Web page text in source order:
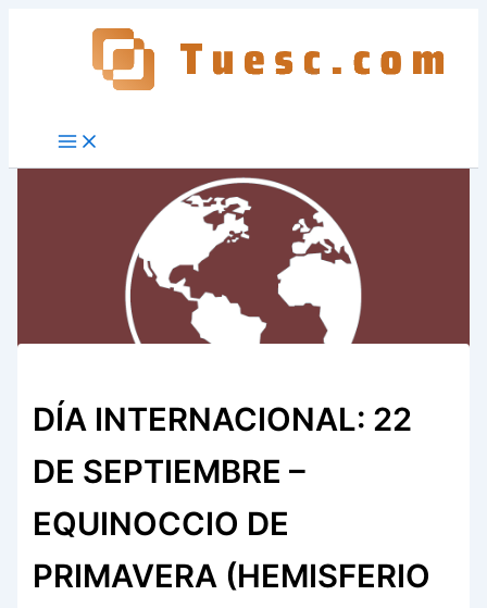
DÍA INTERNACIONAL: 22
DE SEPTIEMBRE –
EQUINOCCIO DE
PRIMAVERA (HEMISFERIO